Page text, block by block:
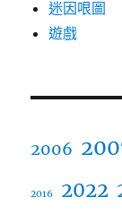
迷因哏圖
遊戲
2006
2016 2022